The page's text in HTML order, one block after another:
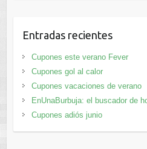
Entradas recientes
Cupones este verano Fever
Cupones gol al calor
Cupones vacaciones de verano
EnUnaBurbuja: el buscador de
Cupones adiós junio